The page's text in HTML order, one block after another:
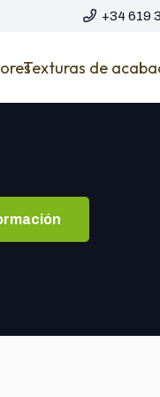
+34 619
Texturas de